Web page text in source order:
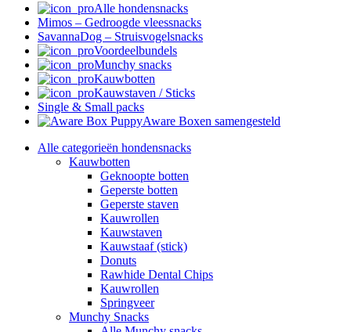
Alle hondensnacks
Mimos – Gedroogde vleessnacks
SavannaDog – Struisvogelsnacks
Voordeelbundels
Munchy snacks
Kauwbotten
Kauwstaven / Sticks
Single & Small packs
Aware Boxen samengesteld
Alle categorieën hondensnacks
Kauwbotten
Geknoopte botten
Geperste botten
Geperste staven
Kauwrollen
Kauwstaven
Kauwstaaf (stick)
Donuts
Rawhide Dental Chips
Kauwrollen
Springveer
Munchy Snacks